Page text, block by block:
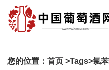
您的位置： 首页 >Tags>氯苯